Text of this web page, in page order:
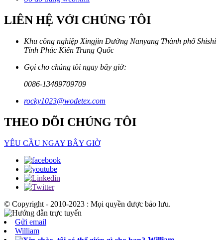
LIÊN HỆ VỚI CHÚNG TÔI
Khu công nghiệp Xingjin Đường Nanyang Thành phố Shishi
Tỉnh Phúc Kiến Trung Quốc
Gọi cho chúng tôi ngay bây giờ:
0086-13489709709
rocky1023@wodetex.com
THEO DÕI CHÚNG TÔI
YÊU CẦU NGAY BÂY GIỜ
© Copyright - 2010-2023 : Mọi quyền được bảo lưu.
Gửi email
William